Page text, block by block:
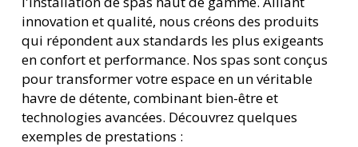
innovation et qualité, nous créons des produits
qui répondent aux standards les plus exigeants
en confort et performance. Nos spas sont conçus
pour transformer votre espace en un véritable
havre de détente, combinant bien-être et
technologies avancées. Découvrez quelques
exemples de prestations :